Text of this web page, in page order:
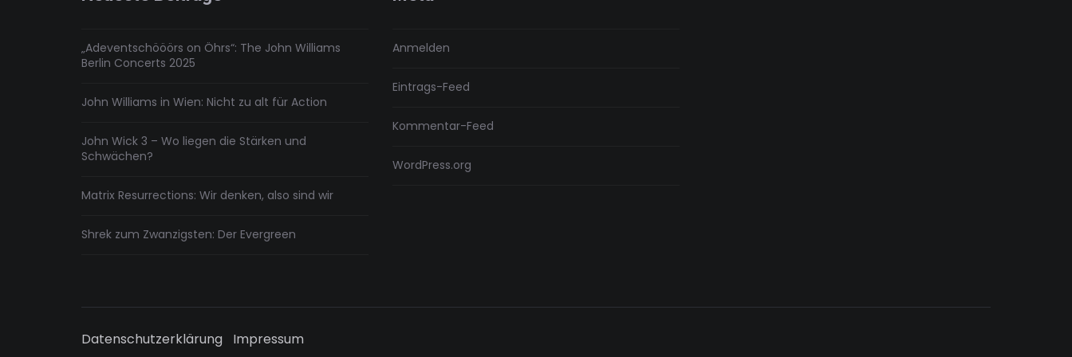
„Adeventschööörs on Öhrs“: The John Williams
Berlin Concerts 2025
John Williams in Wien: Nicht zu alt für Action
John Wick 3 – Wo liegen die Stärken und
Schwächen?
Matrix Resurrections: Wir denken, also sind wir
Shrek zum Zwanzigsten: Der Evergreen
Anmelden
Eintrags-Feed
Kommentar-Feed
WordPress.org
Datenschutzerklärung Impressum